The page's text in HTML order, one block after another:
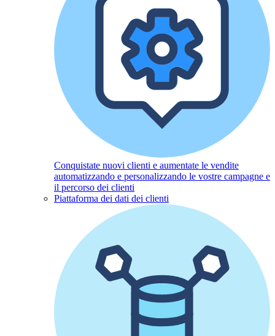
Conquistate nuovi clienti e aumentate le vendite
automatizzando e personalizzando le vostre campagne e
il percorso dei clienti
Piattaforma dei dati dei clienti